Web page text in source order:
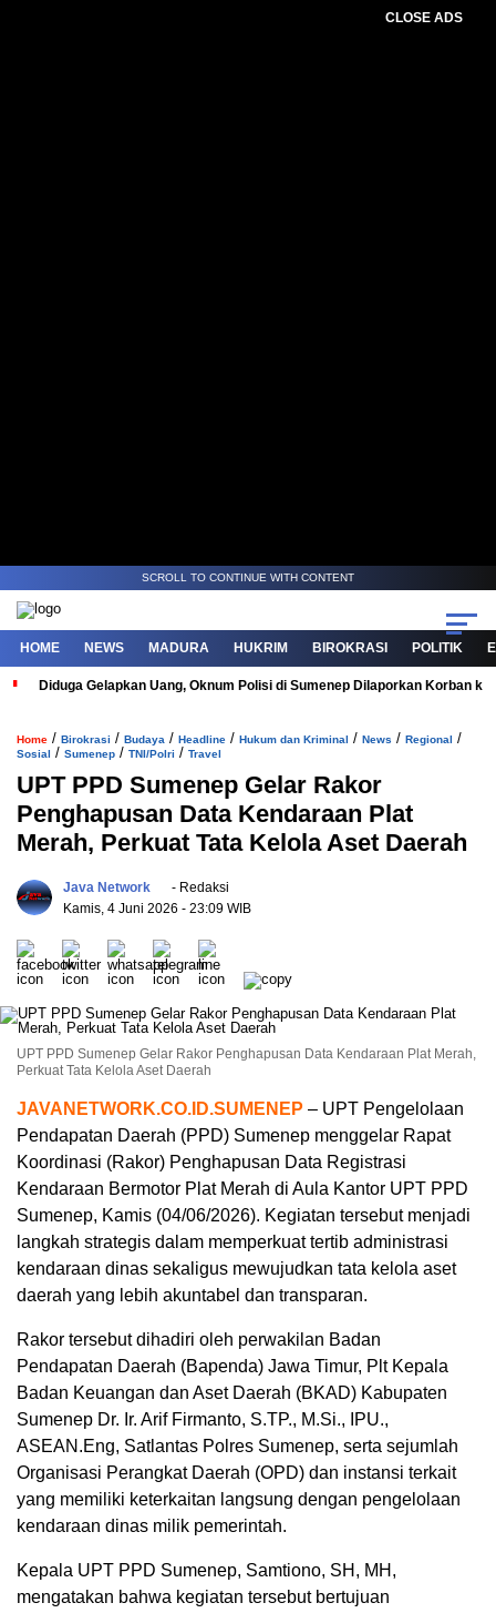
CLOSE ADS
SCROLL TO CONTINUE WITH CONTENT
HOME NEWS MADURA HUKRIM BIROKRASI POLITIK
Diduga Gelapkan Uang, Oknum Polisi di Sumenep Dilaporkan Korban ke
Home / Birokrasi / Budaya / Headline / Hukum dan Kriminal / News / Regional /
Sosial / Sumenep / TNI/Polri / Travel
UPT PPD Sumenep Gelar Rakor
Penghapusan Data Kendaraan Plat
Merah, Perkuat Tata Kelola Aset Daerah
Java Network
- Redaksi
Kamis, 4 Juni 2026 - 23:09 WIB
UPT PPD Sumenep Gelar Rakor Penghapusan Data Kendaraan Plat Merah,
Perkuat Tata Kelola Aset Daerah
JAVANETWORK.CO.ID.SUMENEP – UPT Pengelolaan
Pendapatan Daerah (PPD) Sumenep menggelar Rapat
Koordinasi (Rakor) Penghapusan Data Registrasi
Kendaraan Bermotor Plat Merah di Aula Kantor UPT PPD
Sumenep, Kamis (04/06/2026). Kegiatan tersebut menjadi
langkah strategis dalam memperkuat tertib administrasi
kendaraan dinas sekaligus mewujudkan tata kelola aset
daerah yang lebih akuntabel dan transparan.
Rakor tersebut dihadiri oleh perwakilan Badan
Pendapatan Daerah (Bapenda) Jawa Timur, Plt Kepala
Badan Keuangan dan Aset Daerah (BKAD) Kabupaten
Sumenep Dr. Ir. Arif Firmanto, S.TP., M.Si., IPU.,
ASEAN.Eng, Satlantas Polres Sumenep, serta sejumlah
Organisasi Perangkat Daerah (OPD) dan instansi terkait
yang memiliki keterkaitan langsung dengan pengelolaan
kendaraan dinas milik pemerintah.
Kepala UPT PPD Sumenep, Samtiono, SH, MH,
mengatakan bahwa kegiatan tersebut bertujuan